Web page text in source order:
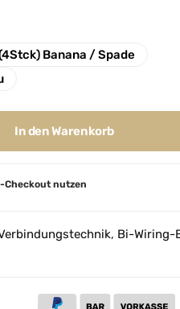
Banana / Spade
In den Warenkorb
Checkout nutzen
, Bi-Wiring-